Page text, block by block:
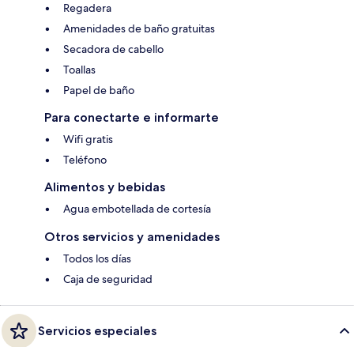
Regadera
Amenidades de baño gratuitas
Secadora de cabello
Toallas
Papel de baño
Para conectarte e informarte
Wifi gratis
Teléfono
Alimentos y bebidas
Agua embotellada de cortesía
Otros servicios y amenidades
Todos los días
Caja de seguridad
Servicios especiales